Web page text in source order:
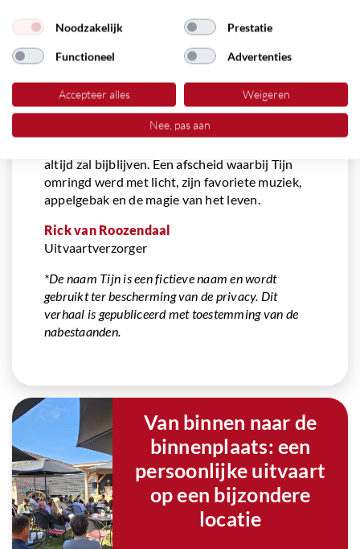
in het teken stond van gemis, maar vooral van
liefde, licht, magie en de vrolijke noot die Tijn
zelf in het leven bracht. En zoals hij het gewild
zou hebben, werd er tijdens het samenzijn nog
genoten van een stukje appelgebak.
Een waardevolle herinnering aan een warm,
altijd zal bijblijven. Een afscheid waarbij Tijn
omringd werd met licht, zijn favoriete muziek,
appelgebak en de magie van het leven.
Rick van Roozendaal
Uitvaartverzorger
*De naam Tijn is een fictieve naam en wordt
gebruikt ter bescherming van de privacy. Dit
verhaal is gepubliceerd met toestemming van de
nabestaanden.
Van binnen naar de
binnenplaats: een
persoonlijke uitvaart
op een bijzondere
locatie
Noodzakelijk Prestatie
Functioneel Advertenties
Accepteer alles Weigeren
Nee, pas aan